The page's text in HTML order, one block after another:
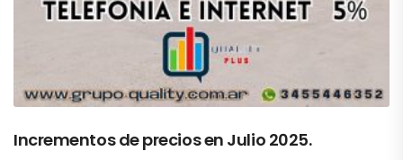
Incrementos de precios en Julio 2025.